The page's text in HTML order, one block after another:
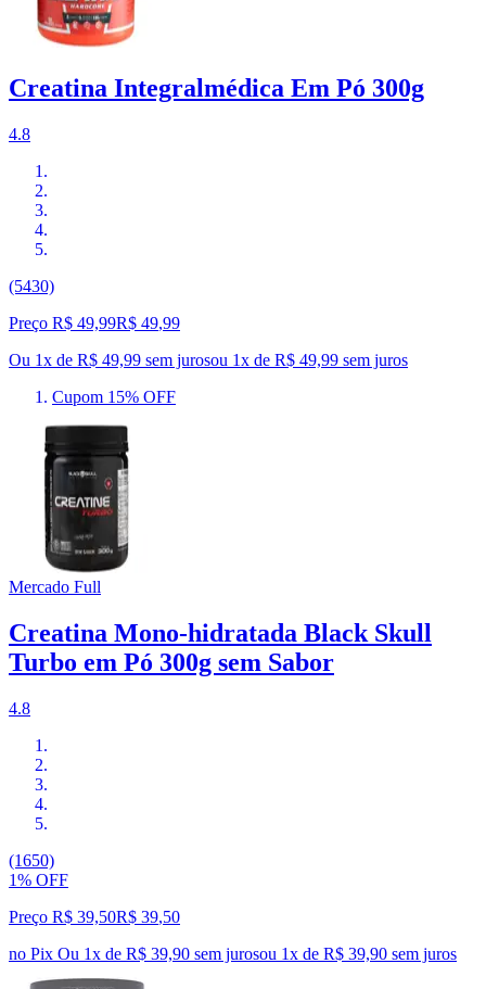
Creatina Integralmédica Em Pó 300g
4.8
(5430)
Preço R$ 49,99R$ 49,99
Ou 1x de R$ 49,99 sem jurosou 1x de R$ 49,99 sem juros
Cupom 15% OFF
Mercado Full
Creatina Mono-hidratada Black Skull
Turbo em Pó 300g sem Sabor
4.8
(1650)
1% OFF
Preço R$ 39,50R$ 39,50
no Pix Ou 1x de R$ 39,90 sem jurosou 1x de R$ 39,90 sem juros